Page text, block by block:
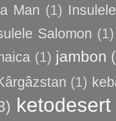
Man (1)
Salomon (1)
(1) jambon
(1)
ketodesert